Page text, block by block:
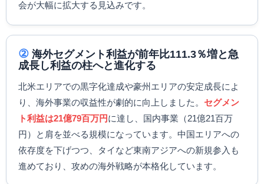
会が大幅に拡大する見込みです。
② 海外セグメント利益が前年比111.3％増と急
成長し利益の柱へと進化する
北米エリアでの黒字化達成や豪州エリアの安定成長によ
り、海外事業の収益性が劇的に向上しました。 セグメン
ト利益は21億79百万円に達し、国内事業（21億21百万
円）と肩を並べる規模になっています。中国エリアへの
依存度を下げつつ、タイなど東南アジアへの新規参入も
進めており、攻めの海外戦略が本格化しています。